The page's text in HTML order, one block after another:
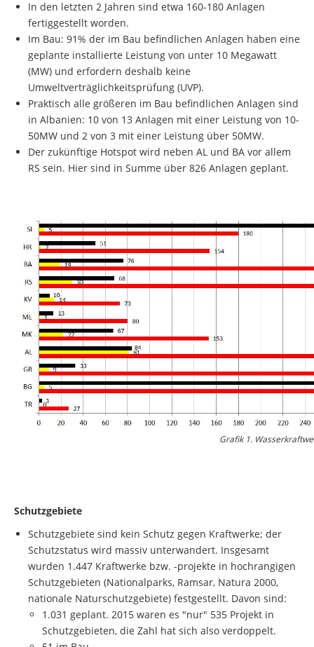
In den letzten 2 Jahren sind etwa 160-180 Anlagen
fertiggestellt worden.
Im Bau: 91% der im Bau befindlichen Anlagen haben eine
geplante installierte Leistung von unter 10 Megawatt
(MW) und erfordern deshalb keine
Umweltverträglichkeitsprüfung (UVP).
Praktisch alle größeren im Bau befindlichen Anlagen sind
in Albanien: 10 von 13 Anlagen mit einer Leistung von 10-
50MW und 2 von 3 mit einer Leistung über 50MW.
Der zukünftige Hotspot wird neben AL und BA vor allem
RS sein. Hier sind in Summe über 826 Anlagen geplant.
Grafik 1.
Schutzgebiete
Schutzgebiete sind kein Schutz gegen Kraftwerke; der
Schutzstatus wird massiv unterwandert. Insgesamt
wurden 1.447 Kraftwerke bzw. -projekte in hochrangigen
Schutzgebieten (Nationalparks, Ramsar, Natura 2000,
nationale Naturschutzgebiete) festgestellt. Davon sind:
1.031 geplant. 2015 waren es "nur" 535 Projekt in
Schutzgebieten, die Zahl hat sich also verdoppelt.